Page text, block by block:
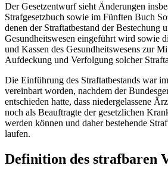
Der Gesetzentwurf sieht Änderungen
Strafgesetzbuch sowie im Fünften Buch
denen der Straftatbestand der Bestechung
Gesundheitswesen eingeführt wird sowie
und Kassen des Gesundheitswesens zur
Aufdeckung und Verfolgung solcher
Die Einführung des Straftatbestands war
vereinbart worden, nachdem der
entschieden hatte, dass niedergelassene
noch als Beauftragte der gesetzlichen
werden können und daher bestehende
laufen.
Definition des strafbaren